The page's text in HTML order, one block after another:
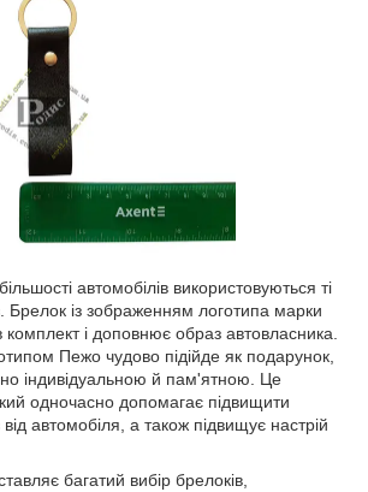
автомобілів використовуються ті
Брелок із зображенням логотипа марки
комплект і доповнює образ автовласника.
Пежо чудово підійде як подарунок,
індивідуальною й пам'ятною. Це
одночасно допомагає підвищити
від автомобіля, а також підвищує настрій
багатий вибір брелоків,